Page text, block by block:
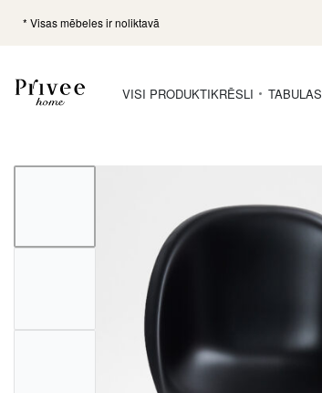
* Visas mēbeles ir noliktavā
VISI PRODUKTIKRĒSLI TABULAS